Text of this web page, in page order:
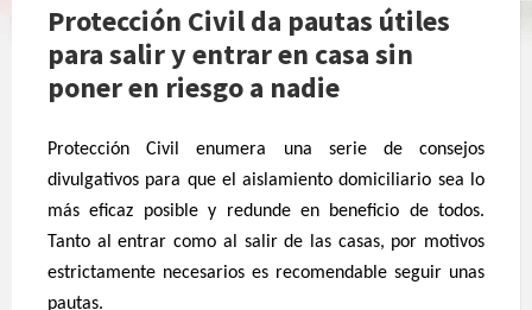
Protección Civil da pautas útiles
para salir y entrar en casa sin
poner en riesgo a nadie
Protección Civil enumera una serie de consejos
divulgativos para que el aislamiento domiciliario sea lo
más eficaz posible y redunde en beneficio de todos.
Tanto al entrar como al salir de las casas, por motivos
estrictamente necesarios es recomendable seguir unas
pautas.